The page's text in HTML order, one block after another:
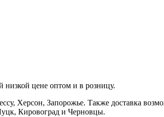
цене оптом и в розницу.
Херсон, Запорожье. Также доставка
Кировоград и Черновцы.